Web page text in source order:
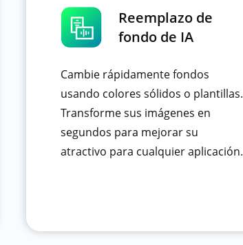
Reemplazo de
fondo de IA
Cambie rápidamente fondos
usando colores sólidos o plantillas.
Transforme sus imágenes en
segundos para mejorar su
atractivo para cualquier aplicación.